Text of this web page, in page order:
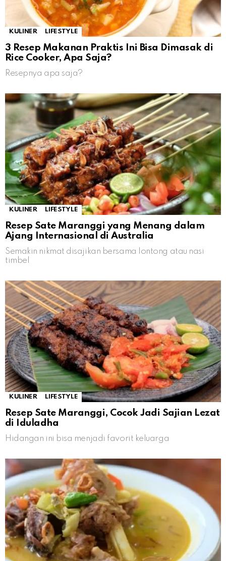
KULINER LIFESTYLE
3 Resep Makanan Praktis Ini Bisa Dimasak di
Rice Cooker, Apa Saja?
Resepnya apa saja?
KULINER LIFESTYLE
Resep Sate Maranggi yang Menang dalam
Ajang Internasional di Australia
Semakin nikmat disajikan bersama lontong atau nasi
timbel
KULINER LIFESTYLE
Resep Sate Maranggi, Cocok Jadi Sajian Lezat
di Iduladha
Hidangan ini bisa menjadi favorit keluarga